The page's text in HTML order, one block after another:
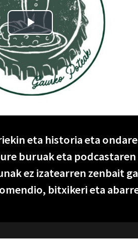
eta historia eta
buruak eta
ez izatearren zenbait
bitxikeri eta